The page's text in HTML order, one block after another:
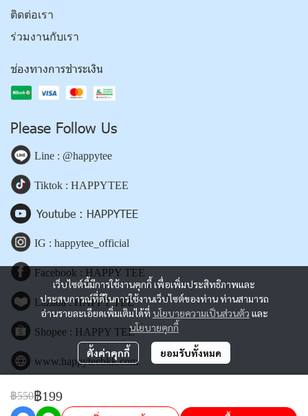
฿550฿199
เว็บไซต์นี้มีการใช้งานคุกกี้ เพื่อเพิ่มประสิทธิภาพและ
ประสบการณ์ที่ดีในการใช้งานเว็บไซต์ของท่าน ท่านสามารถ
อ่านรายละเอียดเพิ่มเติมได้ที่ นโยบายความเป็นส่วนตัว และ
นโยบายคุกกี้
ตั้งค่าคุกกี้ ยอมรับทั้งหมด
ติดต่อเรา
ร่วมงานกับเรา
ช่องทางการชำระเงิน
Please Follow Us
Line : @happytee
Tiktok : HAPPYTEE
Youtube : HAPPYTEE
IG : happytee_official
Facebook : HAPPY TEE
Lazada : HAPPY TEE
Shopee : HAPPY TEE
www.happyteebkk.com
Copyright | All Rights Reserved | Powered by happyteebkk.com